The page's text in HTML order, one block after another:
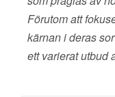
Förutom att
kärnan i deras
ett varierat utbud